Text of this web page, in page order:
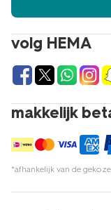
volg HEMA
makkelijk
*afhankelijk van de